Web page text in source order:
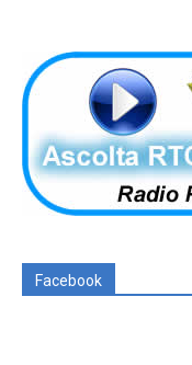
Facebook